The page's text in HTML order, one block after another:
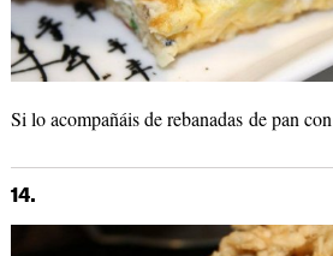
Si lo acompañáis de rebanadas de pan
14.